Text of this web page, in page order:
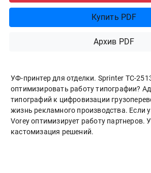
Купить PDF
Архив PDF
УФ-принтер для отделки. Sprinter ТС-
оптимизировать работу типографии?
типографий к цифровизации
жизнь рекламного производства. Если
Vorey оптимизирует работу партнеров.
кастомизация решений.